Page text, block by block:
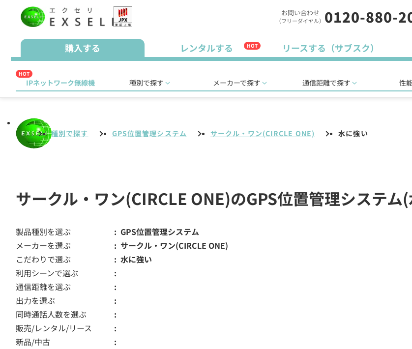
お問い合わせ
（フリーダイヤル） 0120-880-
購入する レンタルする HOT リースする（サブスク）
HOT
IPネットワーク無線機 種別で探す メーカーで探す 通信距離で探す 性
種別で探す GPS位置管理システム サークル・ワン(CIRCLE ONE) 水に強い
サークル・ワン(CIRCLE ONE)のGPS位置管理システ
製品種別を選ぶ
GPS位置管理システム
メーカーを選ぶ
サークル・ワン(CIRCLE ONE)
こだわりで選ぶ
水に強い
利用シーンで選ぶ
通信距離を選ぶ
出力を選ぶ
同時通話人数を選ぶ
販売/レンタル/リース
新品/中古